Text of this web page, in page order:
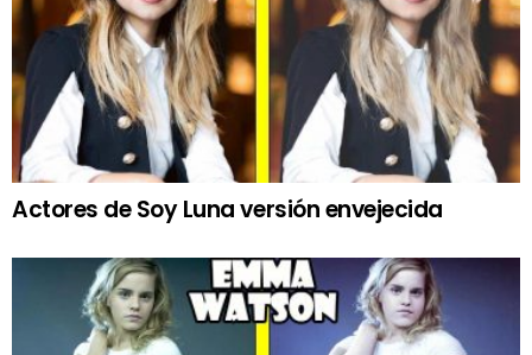
Actores de Soy Luna versión envejecida